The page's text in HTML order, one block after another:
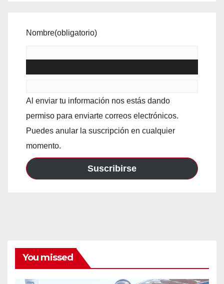
Nombre(obligatorio)
Al enviar tu información nos estás dando
permiso para enviarte correos electrónicos.
Puedes anular la suscripción en cualquier
momento.
Suscribirse
You missed